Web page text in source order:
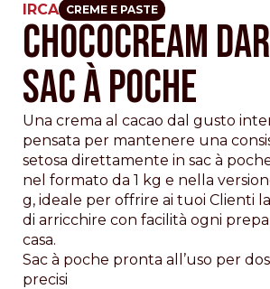
IRCA CREME E PASTE
CHOCOCREAM
SAC À POCHE
Una crema al cacao dal gusto
pensata per mantenere una
setosa direttamente in sac à
nel formato da 1 kg e nella
g, ideale per offrire ai tuoi Clienti
di arricchire con facilità ogni
casa.
Sac à poche pronta all’uso per
precisi